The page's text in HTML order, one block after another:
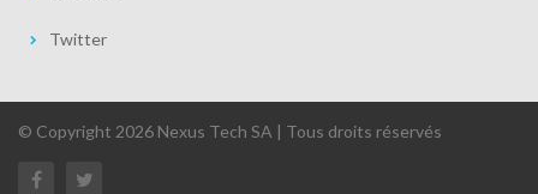
Twitter
© Copyright 2026 Nexus Tech SA | Tous droits réservés